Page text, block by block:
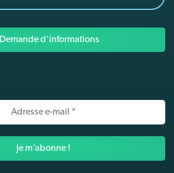
Demande d'informations